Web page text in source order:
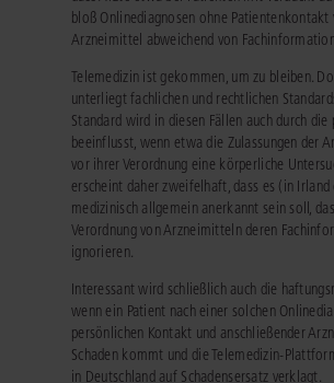
bloß Onlinediagnosen ohne Patientenkontakt
Arzneimittel abweichend von
Telemedizin ist gekommen, um zu bleiben.
unterliegt fachlichen und rechtlichen
Standard wird in diesen Fällen auch durch
beeinflusst, wenn etwa die Zulassungen der
vor ihrer Verordnung eine körperliche
erscheint daher zweifelhaft, dass es (in
medizinisch allgemein anerkannt sein soll,
Verordnung von Arzneimitteln deren
ignorieren.
Interessant wird schließlich auch die
wenn ein Patient nach einer solchen
persönlichen Kontakt und anschließender
Schaden kommt und die Telemedizin-
in Deutschland auf Schadensersatz verklagt.